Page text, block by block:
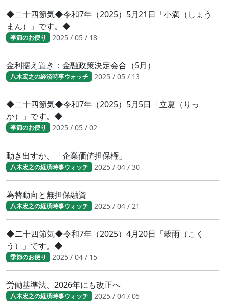
◆二十四節気◆令和7年（2025）5月21日「小満（しょう
まん）」です。◆
季節のお便り 2025 / 05 / 18
金利据え置き：金融政策決定会合（5月）
八木宏之の経済時事ウォッチ 2025 / 05 / 13
◆二十四節気◆令和7年（2025）5月5日「立夏（りっ
か）」です。◆
季節のお便り 2025 / 05 / 02
動き出すか、「企業価値担保権」
八木宏之の経済時事ウォッチ 2025 / 04 / 30
為替動向と無担保融資
八木宏之の経済時事ウォッチ 2025 / 04 / 21
◆二十四節気◆令和7年（2025）4月20日「穀雨（こく
う）」です。◆
季節のお便り 2025 / 04 / 15
労働基準法、2026年にも改正へ
八木宏之の経済時事ウォッチ 2025 / 04 / 05